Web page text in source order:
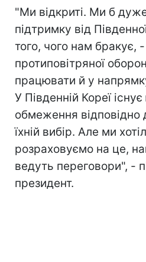
"Ми відкриті. Ми б
підтримку від
того, чого нам бракує,
протиповітряної
працювати й у
У Південній Кореї
обмеження відповідно
їхній вибір. Але ми
розраховуємо на це,
ведуть переговори", -
президент.